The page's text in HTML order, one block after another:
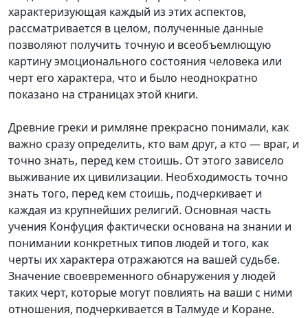
характеризующая каждый из этих аспектов,
рассматривается в целом, полученные данные
позволяют получить точную и всеобъемлющую
картину эмоционального состояния человека или
черт его характера, что и было неоднократно
показано на страницах этой книги.
Древние греки и римляне прекрасно понимали, как
важно сразу определить, кто вам друг, а кто — враг, и
точно знать, перед кем стоишь. От этого зависело
выживание их цивилизации. Необходимость точно
знать того, перед кем стоишь, подчеркивает и
каждая из крупнейших религий. Основная часть
учения Конфуция фактически основана на знании и
понимании конкретных типов людей и того, как
черты их характера отражаются на вашей судьбе.
Значение своевременного обнаружения у людей
таких черт, которые могут повлиять на ваши с ними
отношения, подчеркивается в Талмуде и Коране.